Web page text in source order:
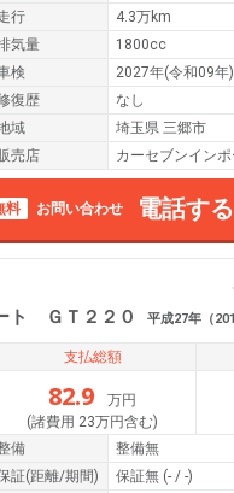
行
4.3万km
気量
1800cc
検
2027年(令和09年
復歴
なし
域
埼玉県 三郷市
売店
カーセブンイン
料 お問い合わせ 電話する
ト ＧＴ２２０ 平成27年（2015年）
支払総額
82.9
万円
(諸費用 23万円含む)
備
整備無
証(距離/期間) 保証無 (- / -)